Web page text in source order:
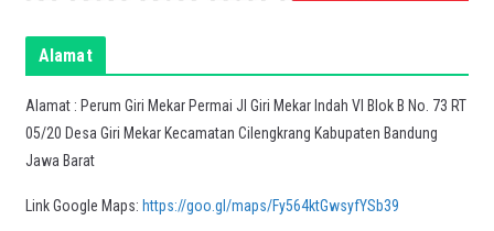
Alamat
Alamat : Perum Giri Mekar Permai Jl Giri Mekar Indah VI Blok B No. 73 RT
05/20 Desa Giri Mekar Kecamatan Cilengkrang Kabupaten Bandung
Jawa Barat
Link Google Maps: https://goo.gl/maps/Fy564ktGwsyfYSb39